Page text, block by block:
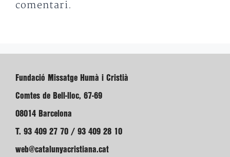
comentari.
Fundació Missatge Humà i Cristià
Comtes de Bell-lloc, 67-69
08014 Barcelona
T. 93 409 27 70 / 93 409 28 10
web@catalunyacristiana.cat